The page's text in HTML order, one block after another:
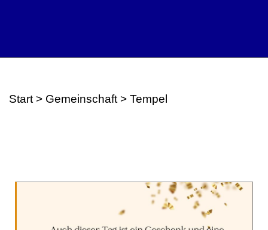
Start > Gemeinschaft > Tempel